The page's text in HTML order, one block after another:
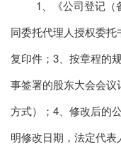
1、《公司登记（
同委托代理人授权委
复印件；3、按章程的
事签署的股东大会会
方式）；4、修改后的
明修改日期，法定代